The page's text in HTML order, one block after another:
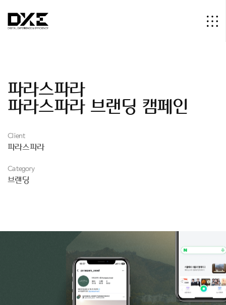
파라스파라
파라스파라 브랜딩 캠페인
Client
파라스파라
Category
브랜딩